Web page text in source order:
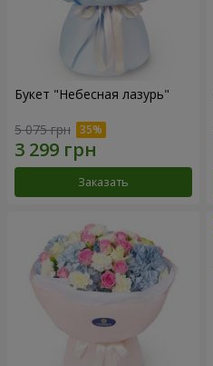
Букет "Небесная лазурь"
5 075 грн
Заказать